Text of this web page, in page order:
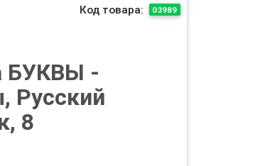
Код товара: 03989
БУКВЫ -
Русский
8